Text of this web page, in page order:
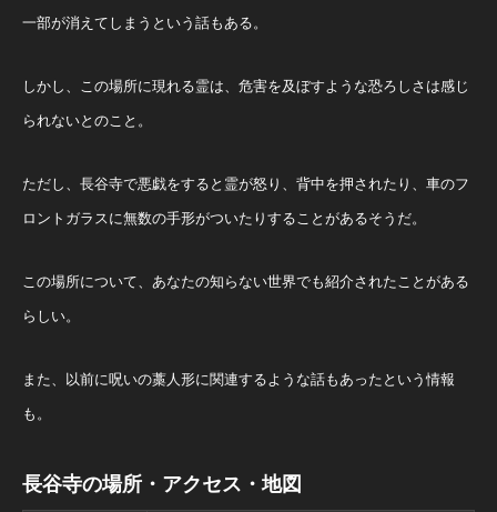
一部が消えてしまうという話もある。
しかし、この場所に現れる霊は、危害を及ぼすような恐ろしさは感じ
られないとのこと。
ただし、長谷寺で悪戯をすると霊が怒り、背中を押されたり、車のフ
ロントガラスに無数の手形がついたりすることがあるそうだ。
この場所について、あなたの知らない世界でも紹介されたことがある
らしい。
また、以前に呪いの藁人形に関連するような話もあったという情報
も。
長谷寺の場所・アクセス・地図